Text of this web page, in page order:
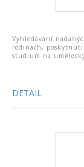
Vyhledávání
rodinách,
studium na
DETAIL